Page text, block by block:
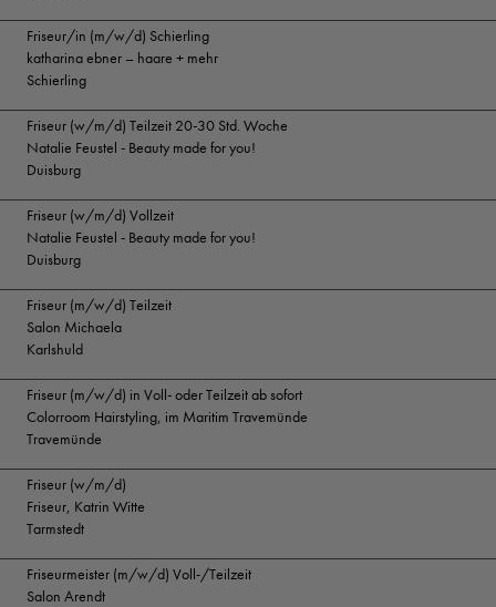
Friseur/in (m/w/d) Schierling
katharina ebner – haare + mehr
Schierling
Friseur (w/m/d) Teilzeit 20-30 Std. Woche
Natalie Feustel - Beauty made for you!
Duisburg
Friseur (w/m/d) Vollzeit
Natalie Feustel - Beauty made for you!
Duisburg
Friseur (m/w/d) Teilzeit
Salon Michaela
Karlshuld
Friseur (m/w/d) in Voll- oder Teilzeit ab sofort
Colorroom Hairstyling, im Maritim Travemünde
Travemünde
Friseur (w/m/d)
Friseur, Katrin Witte
Tarmstedt
Friseurmeister (m/w/d) Voll-/Teilzeit
Salon Arendt